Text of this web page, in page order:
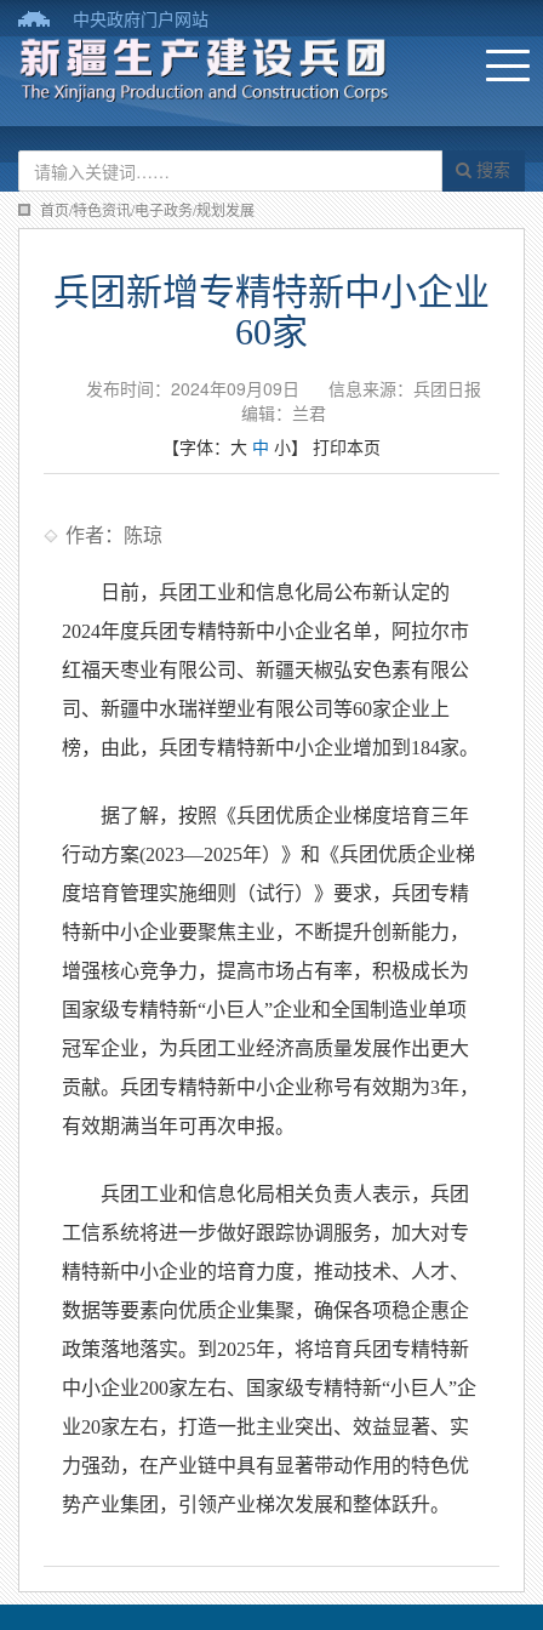
中央政府门户网站
搜索
首页/特色资讯/电子政务/规划发展
兵团新增专精特新中小企业
60家
发布时间：2024年09月09日
信息来源：兵团日报
编辑：兰君
【字体： 大 中 小】 打印本页
作者：陈琼
日前，兵团工业和信息化局公布新认定的
2024年度兵团专精特新中小企业名单，阿拉尔市
红福天枣业有限公司、新疆天椒弘安色素有限公
司、新疆中水瑞祥塑业有限公司等60家企业上
榜，由此，兵团专精特新中小企业增加到184家。
据了解，按照《兵团优质企业梯度培育三年
行动方案(2023—2025年）》和《兵团优质企业梯
度培育管理实施细则（试行）》要求，兵团专精
特新中小企业要聚焦主业，不断提升创新能力，
增强核心竞争力，提高市场占有率，积极成长为
国家级专精特新“小巨人”企业和全国制造业单项
冠军企业，为兵团工业经济高质量发展作出更大
贡献。兵团专精特新中小企业称号有效期为3年，
有效期满当年可再次申报。
兵团工业和信息化局相关负责人表示，兵团
工信系统将进一步做好跟踪协调服务，加大对专
精特新中小企业的培育力度，推动技术、人才、
数据等要素向优质企业集聚，确保各项稳企惠企
政策落地落实。到2025年，将培育兵团专精特新
中小企业200家左右、国家级专精特新“小巨人”企
业20家左右，打造一批主业突出、效益显著、实
力强劲，在产业链中具有显著带动作用的特色优
势产业集团，引领产业梯次发展和整体跃升。